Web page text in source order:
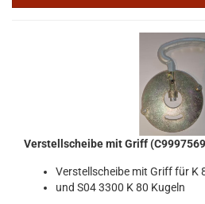
Ver­stell­schei­be mit Griff
Ver­stell­schei­be mit Griff für K
und S04 3300 K 80 Ku­geln